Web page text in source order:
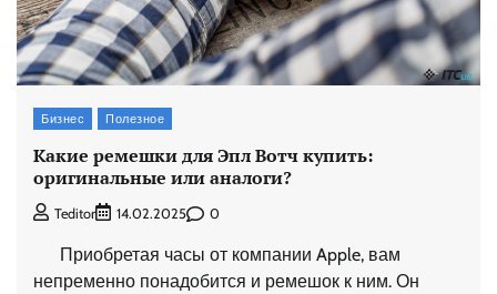
Бизнес Полезное
Какие ремешки для Эпл Вотч купить:
оригинальные или аналоги?
Teditor 14.02.2025 0
Приобретая часы от компании Apple, вам
непременно понадобится и ремешок к ним. Он